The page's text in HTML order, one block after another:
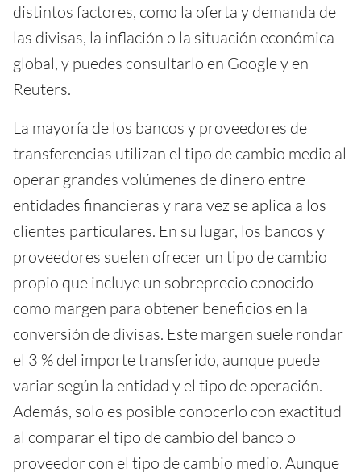
distintos factores, como la oferta y demanda de
las divisas, la inflación o la situación económica
global, y puedes consultarlo en Google y en
Reuters.
La mayoría de los bancos y proveedores de
transferencias utilizan el tipo de cambio medio al
operar grandes volúmenes de dinero entre
entidades financieras y rara vez se aplica a los
clientes particulares. En su lugar, los bancos y
proveedores suelen ofrecer un tipo de cambio
propio que incluye un sobreprecio conocido
como margen para obtener beneficios en la
conversión de divisas. Este margen suele rondar
el 3 % del importe transferido, aunque puede
variar según la entidad y el tipo de operación.
Además, solo es posible conocerlo con exactitud
al comparar el tipo de cambio del banco o
proveedor con el tipo de cambio medio. Aunque